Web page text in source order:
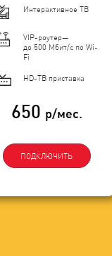
Интерактивное ТВ
VIP-роутер—
до 500 Мбит/с по Wi-
Fi
HD-ТВ приставка
650 р/мес.
ПОДКЛЮЧИТЬ